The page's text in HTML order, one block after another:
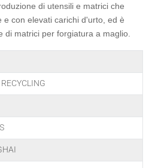
di utensili e matrici che
con elevati carichi d'urto, ed è
di matrici per forgiatura a maglio.